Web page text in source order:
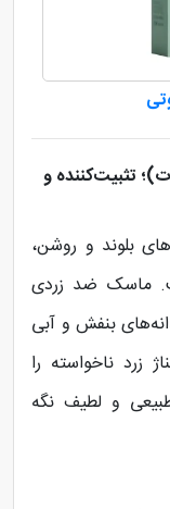
تثبیت‌کننده و
بلوند و روشن،
ماسک ضد زردی
بنفش و آبی
زرد ناخواسته را
و لطیف نگه